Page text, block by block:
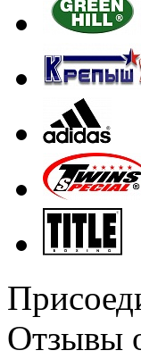
Отзывы